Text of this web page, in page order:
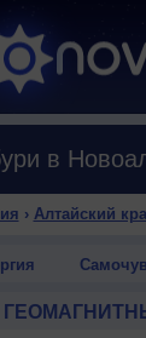
в
› Алтайский